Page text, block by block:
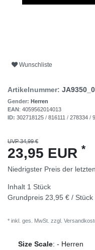
Wunschliste
Artikelnummer:
Gender: Herren
EAN: 4059562014013
ID: 302718125 / 816111 / 278334 /
UVP 34,99 €
23,95 EUR *
Niedrigster Preis der
Inhalt 1 Stück
Grundpreis 23,95 € / Stück
* inkl. ges. MwSt. zzgl.
Size Scale: - Herren